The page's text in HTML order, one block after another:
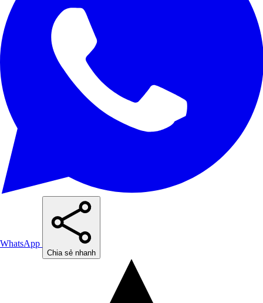
WhatsApp
Chia sẻ nhanh